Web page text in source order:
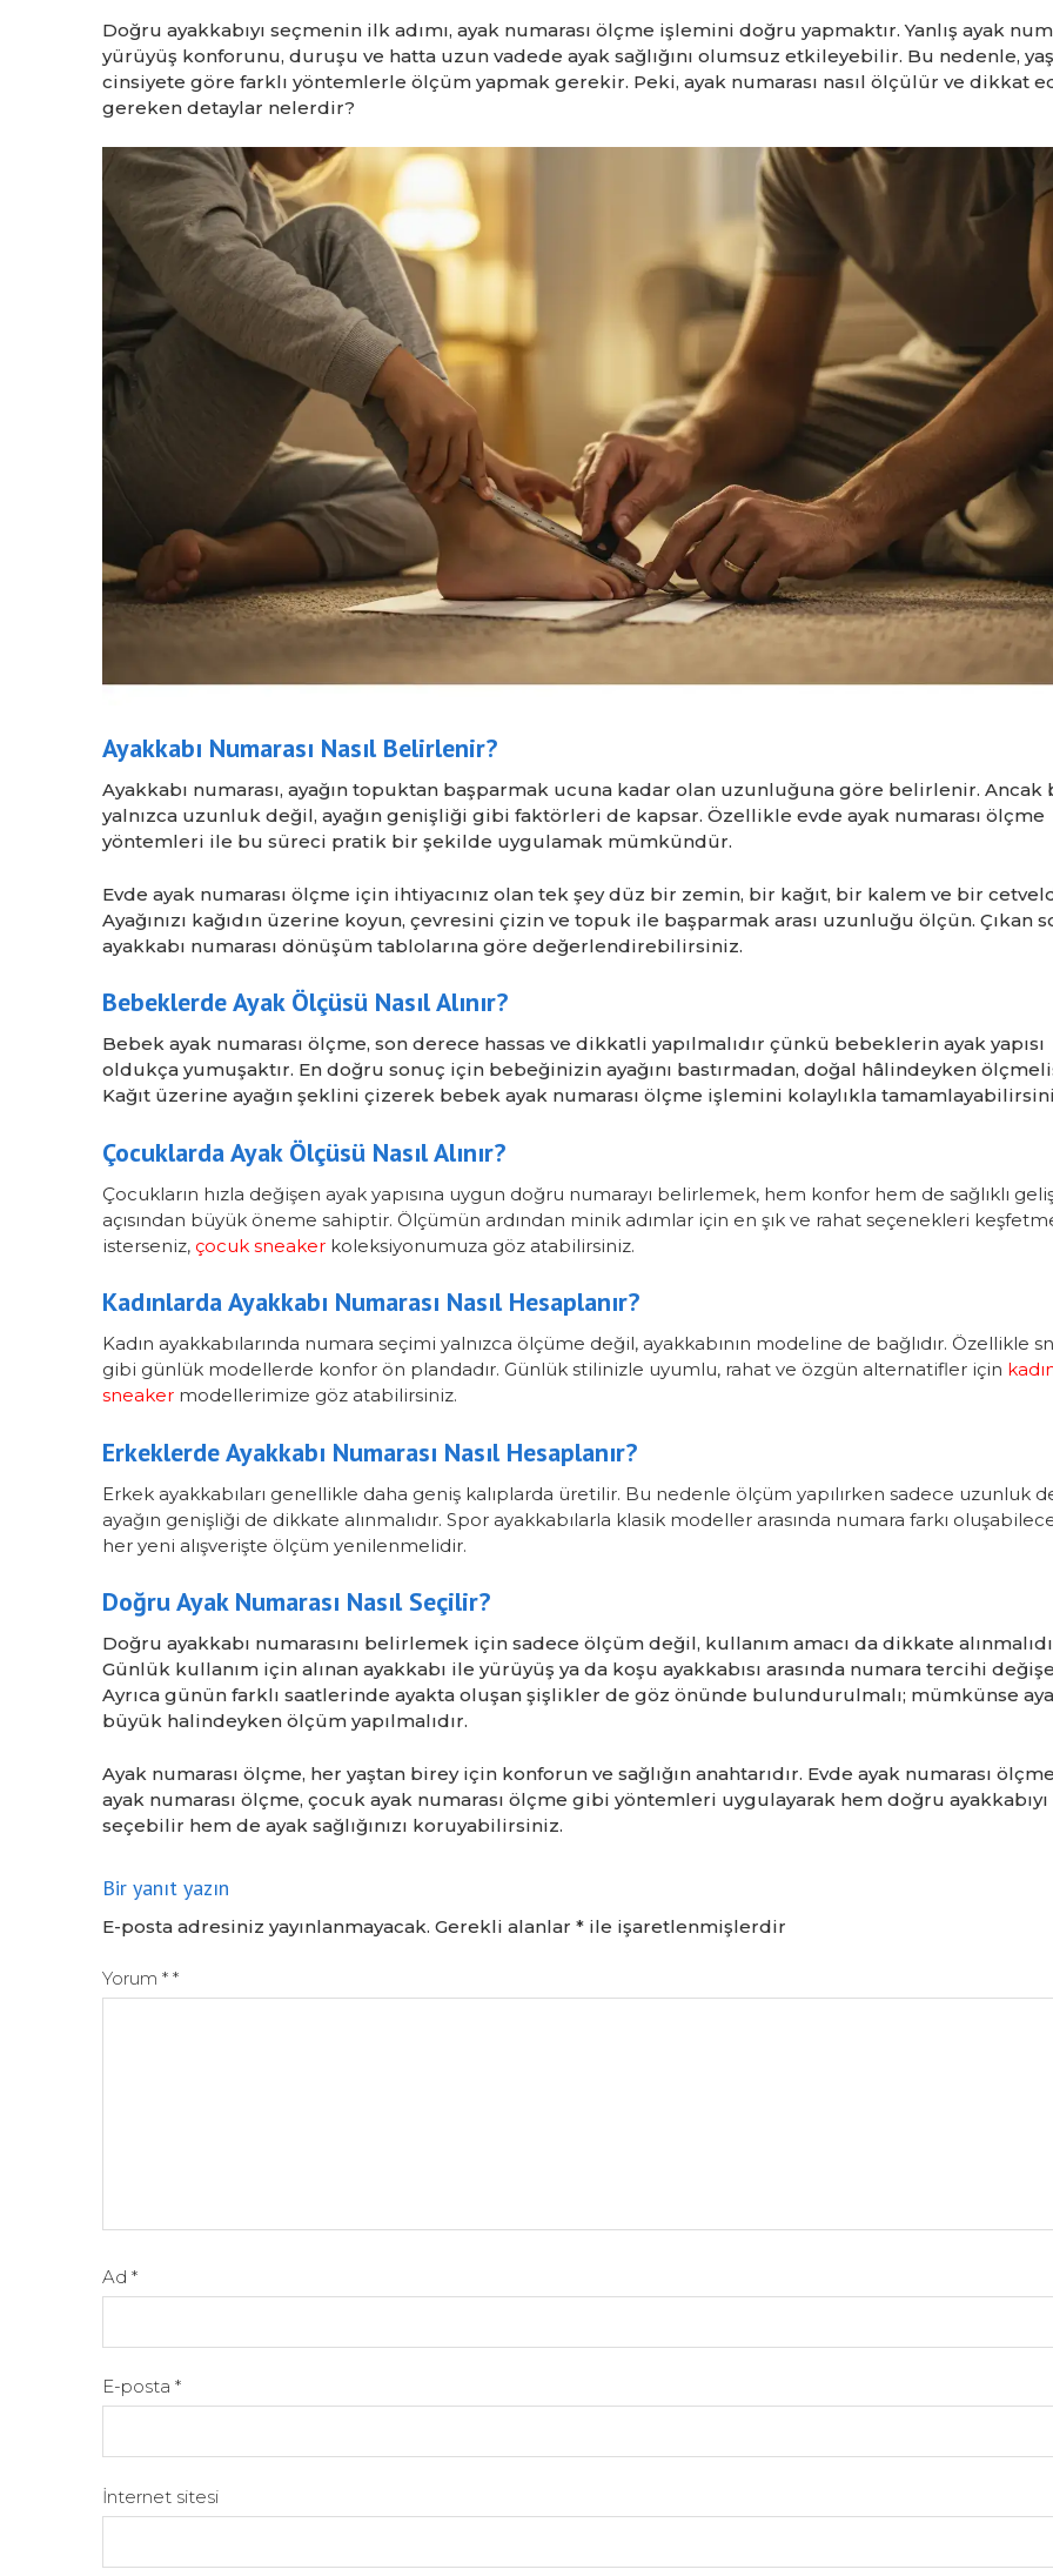
Doğru ayakkabıyı seçmenin ilk adımı, ayak numarası ölçme işlemini doğru yapmaktır. Yanlış ayak
yürüyüş konforunu, duruşu ve hatta uzun vadede ayak sağlığını olumsuz etkileyebilir. Bu nedenle,
cinsiyete göre farklı yöntemlerle ölçüm yapmak gerekir. Peki, ayak numarası nasıl ölçülür ve dikkat
gereken detaylar nelerdir?
Ayakkabı Numarası Nasıl Belirlenir?
Ayakkabı numarası, ayağın topuktan başparmak ucuna kadar olan uzunluğuna göre belirlenir. Ancak
yalnızca uzunluk değil, ayağın genişliği gibi faktörleri de kapsar. Özellikle evde ayak numarası ölçme
yöntemleri ile bu süreci pratik bir şekilde uygulamak mümkündür.
Evde ayak numarası ölçme için ihtiyacınız olan tek şey düz bir zemin, bir kağıt, bir kalem ve bir
Ayağınızı kağıdın üzerine koyun, çevresini çizin ve topuk ile başparmak arası uzunluğu ölçün. Çıkan
ayakkabı numarası dönüşüm tablolarına göre değerlendirebilirsiniz.
Bebeklerde Ayak Ölçüsü Nasıl Alınır?
Bebek ayak numarası ölçme, son derece hassas ve dikkatli yapılmalıdır çünkü bebeklerin ayak yapısı
oldukça yumuşaktır. En doğru sonuç için bebeğinizin ayağını bastırmadan, doğal hâlindeyken
Kağıt üzerine ayağın şeklini çizerek bebek ayak numarası ölçme işlemini kolaylıkla
Çocuklarda Ayak Ölçüsü Nasıl Alınır?
Çocukların hızla değişen ayak yapısına uygun doğru numarayı belirlemek, hem konfor hem de sağlıklı
açısından büyük öneme sahiptir. Ölçümün ardından minik adımlar için en şık ve rahat seçenekleri
isterseniz, çocuk sneaker koleksiyonumuza göz atabilirsiniz.
Kadınlarda Ayakkabı Numarası Nasıl Hesaplanır?
Kadın ayakkabılarında numara seçimi yalnızca ölçüme değil, ayakkabının modeline de bağlıdır. Özellikle
gibi günlük modellerde konfor ön plandadır. Günlük stilinizle uyumlu, rahat ve özgün alternatifler için
sneaker modellerimize göz atabilirsiniz.
Erkeklerde Ayakkabı Numarası Nasıl Hesaplanır?
Erkek ayakkabıları genellikle daha geniş kalıplarda üretilir. Bu nedenle ölçüm yapılırken sadece uzunluk
ayağın genişliği de dikkate alınmalıdır. Spor ayakkabılarla klasik modeller arasında numara farkı
her yeni alışverişte ölçüm yenilenmelidir.
Doğru Ayak Numarası Nasıl Seçilir?
Doğru ayakkabı numarasını belirlemek için sadece ölçüm değil, kullanım amacı da dikkate
Günlük kullanım için alınan ayakkabı ile yürüyüş ya da koşu ayakkabısı arasında numara tercihi
Ayrıca günün farklı saatlerinde ayakta oluşan şişlikler de göz önünde bulundurulmalı; mümkünse
büyük halindeyken ölçüm yapılmalıdır.
Ayak numarası ölçme, her yaştan birey için konforun ve sağlığın anahtarıdır. Evde ayak numarası
ayak numarası ölçme, çocuk ayak numarası ölçme gibi yöntemleri uygulayarak hem doğru ayakkabıyı
seçebilir hem de ayak sağlığınızı koruyabilirsiniz.
Bir yanıt yazın
E-posta adresiniz yayınlanmayacak. Gerekli alanlar * ile işaretlenmişlerdir
Yorum * *
Ad *
E-posta *
İnternet sitesi